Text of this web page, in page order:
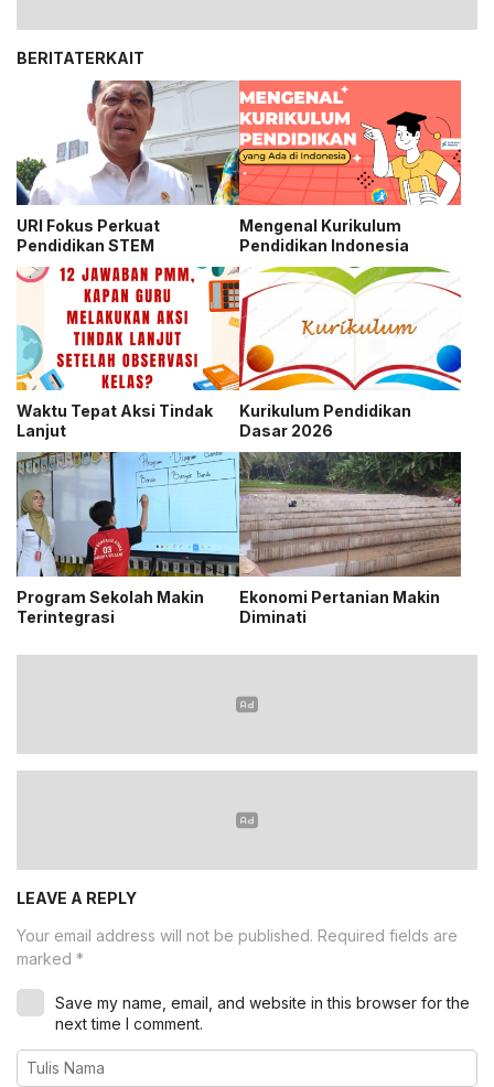
BERITATERKAIT
URI Fokus Perkuat
Pendidikan STEM
Mengenal Kurikulum
Pendidikan Indonesia
Waktu Tepat Aksi Tindak
Lanjut
Kurikulum Pendidikan
Dasar 2026
Program Sekolah Makin
Terintegrasi
Ekonomi Pertanian Makin
Diminati
LEAVE A REPLY
Your email address will not be published. Required fields are
marked *
Save my name, email, and website in this browser for the
next time I comment.